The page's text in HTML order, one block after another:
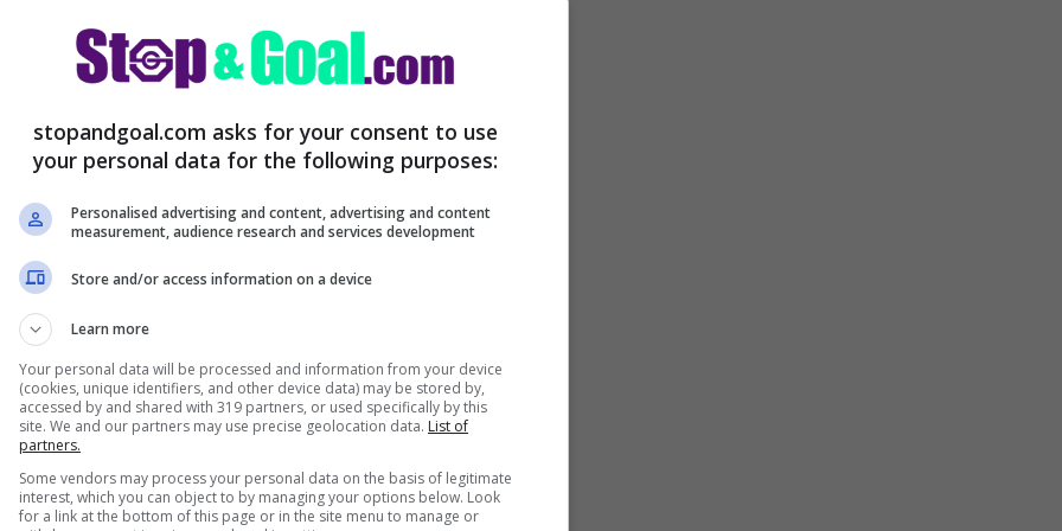
ustioni dopo un
stopandgoal.com asks for your consent to use
your personal data for the following purposes:
Personalised advertising and content, advertising and content
measurement, audience research and services development
Store and/or access information on a device
Learn more
Your personal data will be processed and information from your device
(cookies, unique identifiers, and other device data) may be stored by,
accessed by and shared with 319 partners, or used specifically by this
site. We and our partners may use precise geolocation data. List of
partners.
Some vendors may process your personal data on the basis of legitimate
interest, which you can object to by managing your options below. Look
for a link at the bottom of this page or in the site menu to manage or